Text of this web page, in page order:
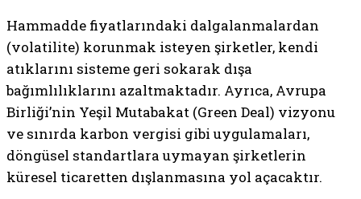
Hammadde fiyatlarındaki dalgalanmalardan
(volatilite) korunmak isteyen şirketler, kendi
atıklarını sisteme geri sokarak dışa
bağımlılıklarını azaltmaktadır. Ayrıca, Avrupa
Birliği’nin Yeşil Mutabakat (Green Deal) vizyonu
ve sınırda karbon vergisi gibi uygulamaları,
döngüsel standartlara uymayan şirketlerin
küresel ticaretten dışlanmasına yol açacaktır.